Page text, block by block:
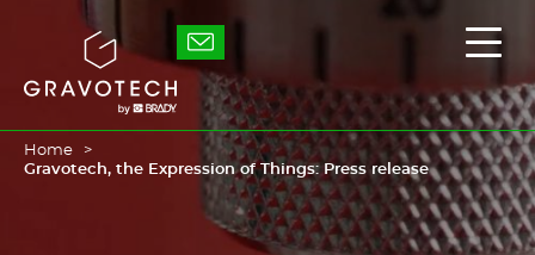
Gravotech
el
Home
Gravotech, the Expression of Things: Press release